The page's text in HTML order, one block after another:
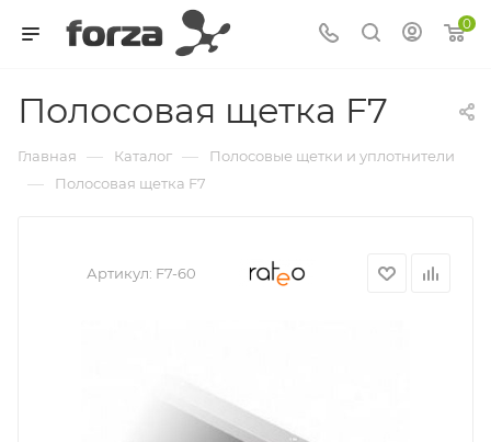
0
Полосовая щетка F7
Главная — Каталог — Полосовые щетки и уплотнители
— Полосовая щетка F7
Артикул: F7-60